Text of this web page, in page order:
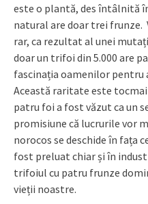
este o plantă, des întâlnită
natural are doar trei frunze.
rar, ca rezultat al unei
doar un trifoi din 5.000 are
fascinația oamenilor pentru
Această raritate este
patru foi a fost văzut ca un
promisiune că lucrurile vor
norocos se deschide în fața
fost preluat chiar și în
trifoiul cu patru frunze
vieții noastre.